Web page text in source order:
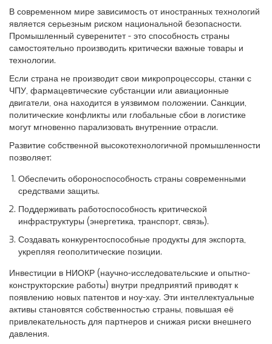
В современном мире зависимость от иностранных технологий
является серьезным риском национальной безопасности.
Промышленный суверенитет- это способность страны
самостоятельно производить критически важные товары и
технологии.
Если страна не производит свои микропроцессоры, станки с
ЧПУ, фармацевтические субстанции или авиационные
двигатели, она находится в уязвимом положении. Санкции,
политические конфликты или глобальные сбои в логистике
могут мгновенно парализовать внутренние отрасли.
Развитие собственной высокотехнологичной промышленности
позволяет:
Обеспечить обороноспособность страны современными
средствами защиты.
Поддерживать работоспособность критической
инфраструктуры (энергетика, транспорт, связь).
Создавать конкурентоспособные продукты для экспорта,
укрепляя геополитические позиции.
Инвестиции в НИОКР (научно-исследовательские и опытно-
конструкторские работы) внутри предприятий приводят к
появлению новых патентов и ноу-хау. Эти интеллектуальные
активы становятся собственностью страны, повышая её
привлекательность для партнеров и снижая риски внешнего
давления.